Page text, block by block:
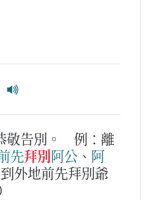
敬告別。
例：離
先拜別阿公 、 阿
到外地前先拜別爺